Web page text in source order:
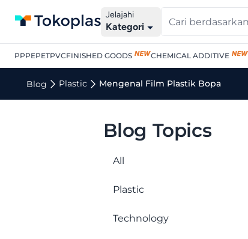
Jelajahi
Kategori
PPPEPETPVCFINISHED GOODS CHEMICAL ADDITIVE
Blog Plastic Mengenal Film Plastik Bopa
Blog Topics
All
Plastic
Technology